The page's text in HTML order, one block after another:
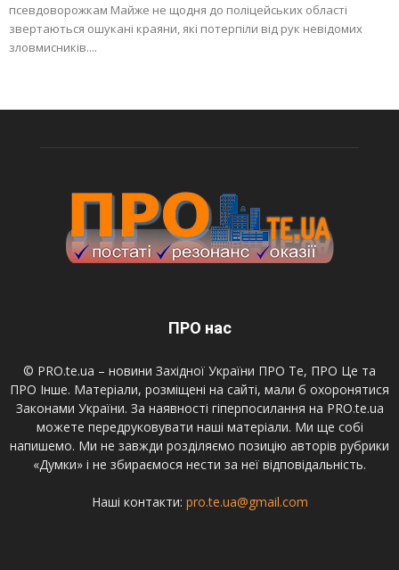
псевдоворожкам Майже не щодня до поліцейських області
звертаються ошукані краяни, які потерпіли від рук невідомих
зловмисників....
ПРО нас
© PRO.te.ua – новини Західної України ПРО Те, ПРО Це та
ПРО Інше. Матеріали, розміщені на сайті, мали б охоронятися
Законами України. За наявності гіперпосилання на PRO.te.ua
можете передруковувати наші матеріали. Ми ще собі
напишемо. Ми не завжди розділяємо позицію авторів рубрики
«Думки» і не збираємося нести за неї відповідальність.
Наші контакти: pro.te.ua@gmail.com